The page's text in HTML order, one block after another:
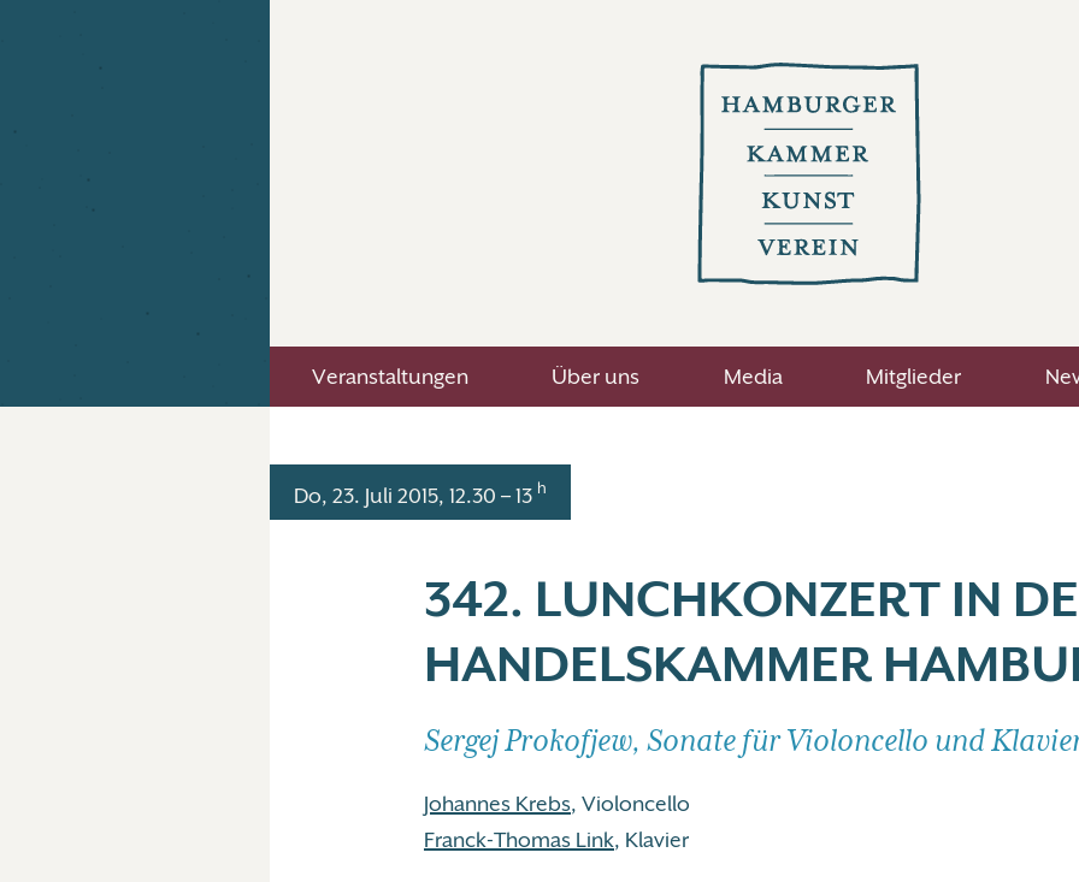
Veranstaltungen Über uns Media Mitglieder
Do, 23. Juli 2015, 12.30 – 13 h
342. LUNCHKONZERT IN
HANDELSKAMMER
Sergej Prokofjew, Sonate für Violoncello und
Johannes Krebs, Violoncello
Franck-Thomas Link, Klavier